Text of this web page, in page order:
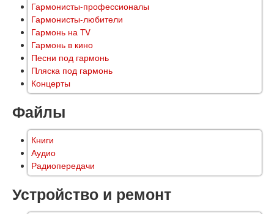
Гармонисты-профессионалы
Гармонисты-любители
Гармонь на TV
Гармонь в кино
Песни под гармонь
Пляска под гармонь
Концерты
Файлы
Книги
Аудио
Радиопередачи
Устройство и ремонт